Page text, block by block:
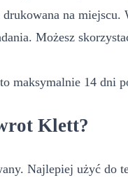
na
Możesz
maksymalnie 14 dni
Klett?
Najlepiej użyć do